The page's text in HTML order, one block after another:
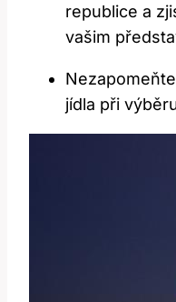
republice a
vašim
jídla při